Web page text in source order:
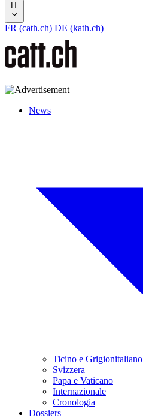
IT
FR (cath.ch) DE (kath.ch)
News
Ticino e Grigionitaliano
Svizzera
Papa e Vaticano
Internazionale
Cronologia
Dossiers